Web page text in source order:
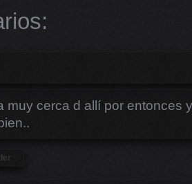
muy cerca d allí por entonces